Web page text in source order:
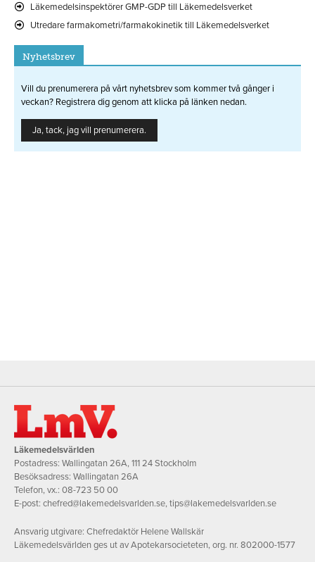
Läkemedelsinspektörer GMP-GDP till Läkemedelsverket
Utredare farmakometri/farmakokinetik till Läkemedelsverket
Nyhetsbrev
Vill du prenumerera på vårt nyhetsbrev som kommer två gånger i
veckan? Registrera dig genom att klicka på länken nedan.
Ja, tack, jag vill prenumerera.
Läkemedelsvärlden
Postadress: Wallingatan 26A, 111 24 Stockholm
Besöksadress: Wallingatan 26A
Telefon, vx.: 08-723 50 00
E-post: chefred@lakemedelsvarlden.se,tips@lakemedelsvarlden.se
Ansvarig utgivare: Chefredaktör Helene Wallskär
Läkemedelsvärlden ges ut av Apotekarsocieteten, org. nr. 802000-1577